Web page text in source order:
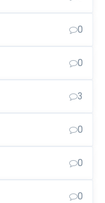
0
0
3
0
0
0